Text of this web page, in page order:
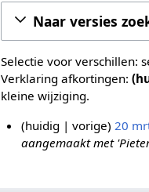
Naar versies
Selectie voor verschillen:
Verklaring afkortingen:
kleine wijziging.
huidig vorige 20
aangemaakt met